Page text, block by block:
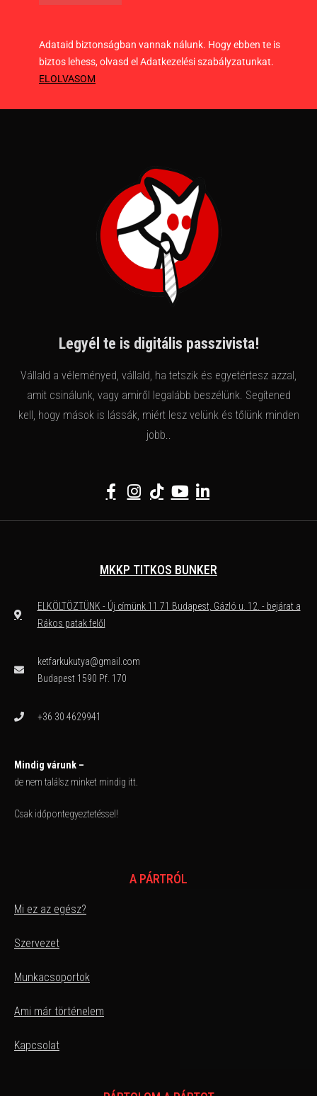
Adataid biztonságban vannak nálunk. Hogy ebben te is
biztos lehess, olvasd el Adatkezelési szabályzatunkat.
ELOLVASOM
Legyél te is digitális passzivista!
Vállald a véleményed, vállald, ha tetszik és egyetértesz azzal,
amit csinálunk, vagy amiről legalább beszélünk. Segítened
kell, hogy mások is lássák, miért lesz velünk és tőlünk minden
jobb..
MKKP TITKOS BUNKER
ELKÖLTÖZTÜNK - Új címünk 11 71 Budapest, Gázló u. 12. - bejárat a
Rákos patak felől
ketfarkukutya@gmail.com
Budapest 1590 Pf. 170
+36 30 4629941
Mindig várunk –
de nem találsz minket mindig itt.
Csak időpontegyeztetéssel!
A PÁRTRÓL
Mi ez az egész?
Szervezet
Munkacsoportok
Ami már történelem
Kapcsolat